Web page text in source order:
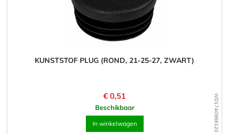
WD1740988120
KUNSTSTOF PLUG (ROND, 21-25-27, ZWART)
Prijs
€ 0,51
Beschikbaar
In winkelwagen